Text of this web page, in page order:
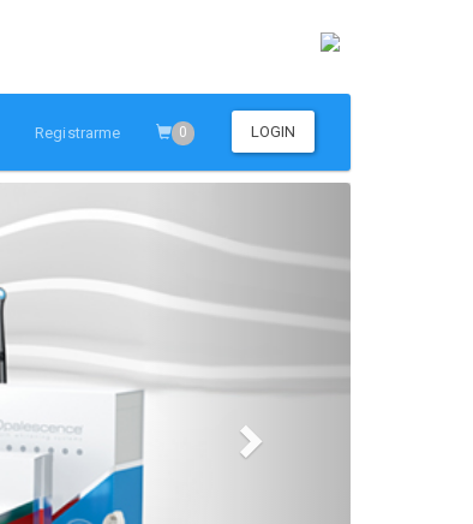
LOGIN
Registrarme 0